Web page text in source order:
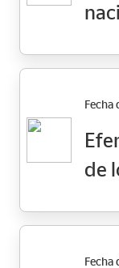
Fecha
de
Fecha